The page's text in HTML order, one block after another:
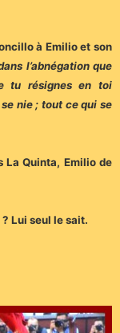
à Emilio et son
l’abnégation que
tu résignes en toi
nie ; tout ce qui se
La Quinta, Emilio de
Lui seul le sait.